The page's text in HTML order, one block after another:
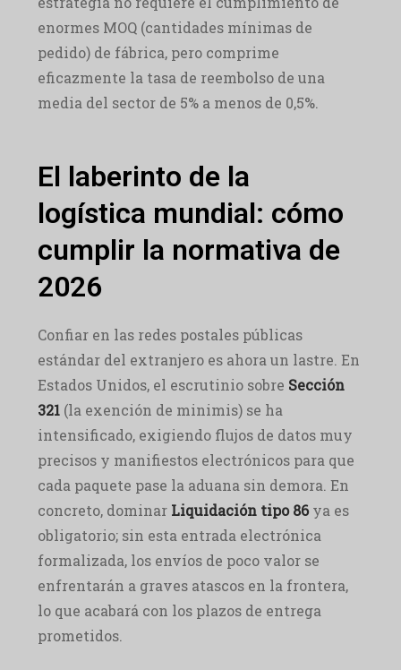
enormes MOQ (cantidades mínimas de
pedido) de fábrica, pero comprime
eficazmente la tasa de reembolso de una
media del sector de 5% a menos de 0,5%.
El laberinto de la
logística mundial: cómo
cumplir la normativa de
2026
Confiar en las redes postales públicas
estándar del extranjero es ahora un lastre. En
Estados Unidos, el escrutinio sobre Sección
321 (la exención de minimis) se ha
intensificado, exigiendo flujos de datos muy
precisos y manifiestos electrónicos para que
cada paquete pase la aduana sin demora. En
concreto, dominar Liquidación tipo 86ya es
obligatorio; sin esta entrada electrónica
formalizada, los envíos de poco valor se
enfrentarán a graves atascos en la frontera,
lo que acabará con los plazos de entrega
prometidos.